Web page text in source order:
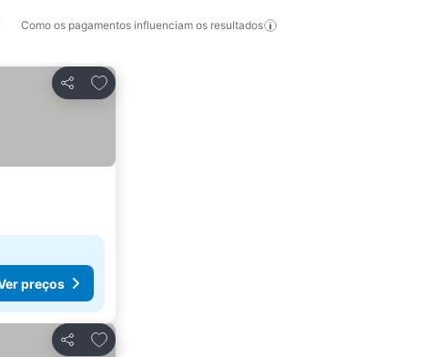
Como os pagamentos influenciam os resultados
Partilhar
Adicionar aos favoritos
preços
Partilhar
Adicionar aos favoritos